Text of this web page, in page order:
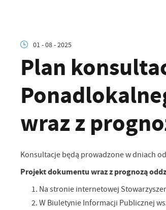
01 - 08 - 2025
Plan
wraz z
Konsultacje będą prowadzone w dniach
Projekt dokumentu wraz z prognozą
Na stronie internetowej
W Biuletynie Informacji Publicznej